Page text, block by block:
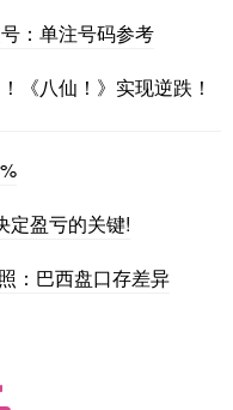
：单注号码参考
《八仙！》实现逆跌！
定盈亏的关键!
：巴西盘口存差异